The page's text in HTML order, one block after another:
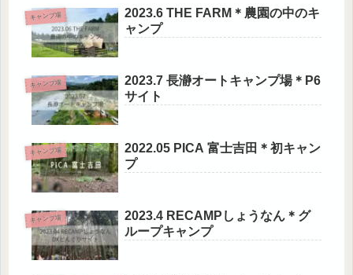
キャンプ場
2023.6 THE FARM＊農園の中のキ
ャンプ
キャンプ場
2023.7 長瀞オートキャンプ場＊P6
サイト
キャンプ場
2022.05 PICA 富士吉田＊初キャン
プ
キャンプ場
2023.4 RECAMPしょうなん＊グ
ループキャンプ